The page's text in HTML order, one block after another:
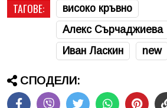
ТАГОВЕ:
високо кръвно
Алекс Сърчаджиева
Иван Ласкин
new
СПОДЕЛИ: